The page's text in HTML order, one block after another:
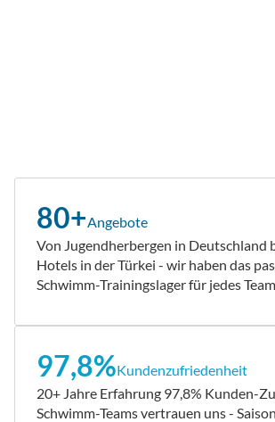
80+Angebote
Von Jugendherbergen in Deutschland
Hotels in der Türkei - wir haben das
Schwimm-Trainingslager für jedes Team.
97,8%Kundenzufriedenheit
20+ Jahre Erfahrung 97,8% Kunden-
Schwimm-Teams vertrauen uns -